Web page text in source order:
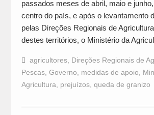
passados meses de abril, maio e
centro do país, e após o levantamento
pelas Direções Regionais de
destes territórios, o Ministério da
agricultores, Direções Regionais de
Pescas, Governo, medidas de apoio,
Agricultura, prejuízos, queda de granizo